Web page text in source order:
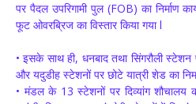
पर पैदल उपरिगामी पुल (FOB) का निर्माण
फूट ओवरब्रिज का विस्तार किया गया l
• इसके साथ ही, धनबाद तथा सिंगरौली स्टेशन
और यदुडीह स्टेशनों पर छोटे यात्री शेड का
• मंडल के 13 स्टेशनों पर दिव्यांग शौचालय